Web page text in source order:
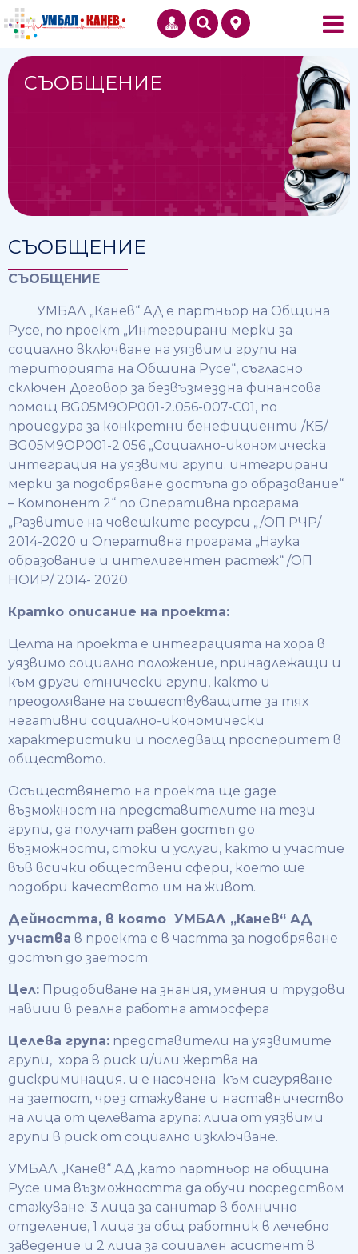
СЪОБЩЕНИЕ
СЪОБЩЕНИЕ
СЪОБЩЕНИЕ
УМБАЛ „Канев“ АД e партньор на Община
Русе, по проект „Интегрирани мерки за
социално включване на уязвими групи на
територията на Община Русе“, съгласно
сключен Договор за безвъзмездна финансова
помощ BG05M9OP001-2.056-007-С01, по
процедура за конкретни бенефициенти /КБ/
BG05M9OP001-2.056 „Социално-икономическа
интеграция на уязвими групи. интегрирани
мерки за подобряване достъпа до образование“
– Компонент 2“ по Оперативна програма
„Развитие на човешките ресурси „/ОП РЧР/
2014-2020 и Оперативна програма „Наука
образование и интелигентен растеж“ /ОП
НОИР/ 2014- 2020.
Кратко описание на проекта:
Целта на проекта е интеграцията на хора в
уязвимо социално положение, принадлежащи и
към други етнически групи, както и
преодоляване на съществуващите за тях
негативни социално-икономически
характеристики и последващ просперитет в
обществото.
Осъществянето на проекта ще даде
възможност на представителите на тези
групи, да получат равен достъп до
възможности, стоки и услуги, както и участие
във всички обществени сфери, което ще
подобри качеството им на живот.
Дейността, в която УМБАЛ „Канев“ АД
участва в проекта е в частта за подобряване
достъп до заетост.
Цел: Придобиване на знания, умения и трудови
навици в реална работна атмосфера
Целева група: представители на уязвимите
групи, хора в риск и/или жертва на
дискриминация. и е насочена към сигуряване
на заетост, чрез стажуване и наставничество
на лица от целевата група: лица от уязвими
групи в риск от социално изключване.
УМБАЛ „Канев“ АД ,като партньор на община
Русе има възможността да обучи посредством
стажуване: 3 лица за санитар в болнично
отделение, 1 лица за общ работник в лечебно
заведение и 2 лица за социален асистент в